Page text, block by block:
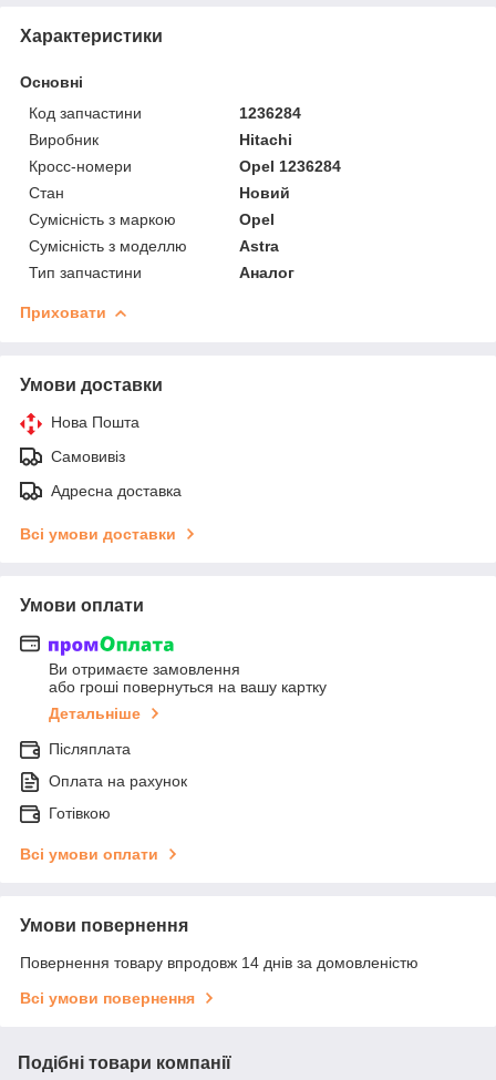
Характеристики
Основні
Код запчастини
1236284
Виробник
Hitachi
Кросс-номери
Opel 1236284
Стан
Новий
Сумісність з маркою
Opel
Сумісність з моделлю
Astra
Тип запчастини
Аналог
Приховати
Умови доставки
Нова Пошта
Самовивіз
Адресна доставка
Всі умови доставки
Умови оплати
Ви отримаєте замовлення
або гроші повернуться на вашу картку
Детальніше
Післяплата
Оплата на рахунок
Готівкою
Всі умови оплати
Умови повернення
Повернення товару впродовж 14 днів за домовленістю
Всі умови повернення
Подібні товари компанії